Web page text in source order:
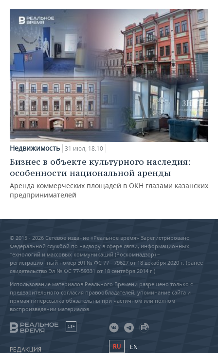
Недвижимость 31 июл, 18:10
Бизнес в объекте культурного наследия:
особенности национальной аренды
Аренда коммерческих площадей в ОКН глазами казанских
предпринимателей
© 2015 - 2026 Сетевое издание «Реальное время» Зарегистрировано
Федеральной службой по надзору в сфере связи, информационных
технологий и массовых коммуникаций (Роскомнадзор) –
регистрационный номер ЭЛ № ФС 77 - 79627 от 18 декабря 2020 г. (ранее
свидетельство Эл № ФС 77-59331 от 18 сентября 2014 г.)
Использование материалов Реального Времени разрешено только с
предварительного согласия правообладателей, упоминание сайта и
прямая гиперссылка обязательны при частичном или полном
воспроизведении материалов.
18+
РЕДАКЦИЯ RU EN